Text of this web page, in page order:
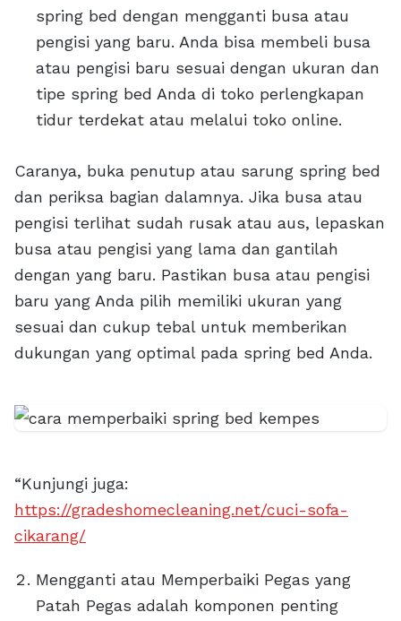
spring bed dengan mengganti busa atau
pengisi yang baru. Anda bisa membeli busa
atau pengisi baru sesuai dengan ukuran dan
tipe spring bed Anda di toko perlengkapan
tidur terdekat atau melalui toko online.
Caranya, buka penutup atau sarung spring bed
dan periksa bagian dalamnya. Jika busa atau
pengisi terlihat sudah rusak atau aus, lepaskan
busa atau pengisi yang lama dan gantilah
dengan yang baru. Pastikan busa atau pengisi
baru yang Anda pilih memiliki ukuran yang
sesuai dan cukup tebal untuk memberikan
dukungan yang optimal pada spring bed Anda.
“Kunjungi juga:
https://gradeshomecleaning.net/cuci-sofa-
cikarang/
Mengganti atau Memperbaiki Pegas yang
Patah Pegas adalah komponen penting